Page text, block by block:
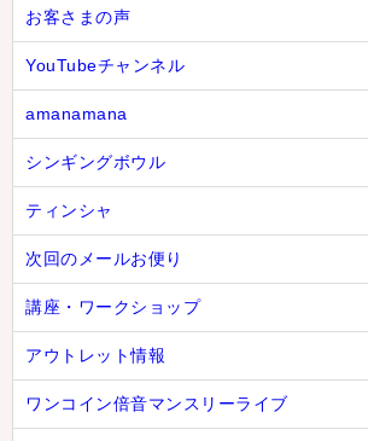
お客さまの声
YouTubeチャンネル
amanamana
シンギングボウル
ティンシャ
次回のメールお便り
講座・ワークショップ
アウトレット情報
ワンコイン倍音マンスリーライブ